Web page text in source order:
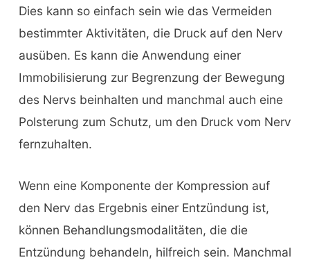
Dies kann so einfach sein wie das Vermeiden
bestimmter Aktivitäten, die Druck auf den Nerv
ausüben. Es kann die Anwendung einer
Immobilisierung zur Begrenzung der Bewegung
des Nervs beinhalten und manchmal auch eine
Polsterung zum Schutz, um den Druck vom Nerv
fernzuhalten.
Wenn eine Komponente der Kompression auf
den Nerv das Ergebnis einer Entzündung ist,
können Behandlungsmodalitäten, die die
Entzündung behandeln, hilfreich sein. Manchmal